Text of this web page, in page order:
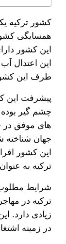
کشور ترکیه
همسایگی
این کشور
این اعتدال
طرف این
پیشرفت این
چشم گیر
های موفق در
جهان شناخته
این کشور
ترکیه به
شرایط
ترکیه در
زیادی دارد.
در زمینه